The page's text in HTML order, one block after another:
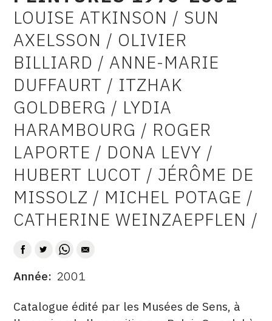
CONTACT
CGU
CGV
SUIVEZ-NOUS
INSTAGRAM
FACEBOOK
TWITTER
PINTEREST
AUTEUR
LOUISE ATKINSON / SUN
AXELSSON / OLIVIER
BILLIARD / ANNE-MARIE
DUFFAURT / ITZHAK
GOLDBERG / LYDIA
HARAMBOURG / ROGER
LAPORTE / DONA LEVY /
HUBERT LUCOT / JÉRÔME DE
MISSOLZ / MICHEL POTAGE /
CATHERINE WEINZAEPFLEN /
DATE
Année 2001
DESCRITPTION
Catalogue édité par les Musées de Sens, à